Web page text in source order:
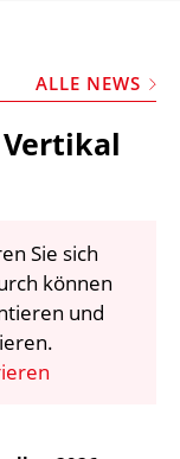
ALLE NEWS
Sie sich
können
und